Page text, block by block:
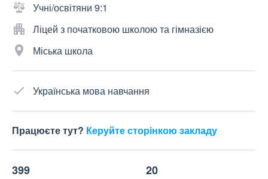
Учні/освітяни 9:1
Ліцей з початковою школою та гімназією
Міська школа
Українська мова навчання
Працюєте тут? Керуйте сторінкою закладу
399 20